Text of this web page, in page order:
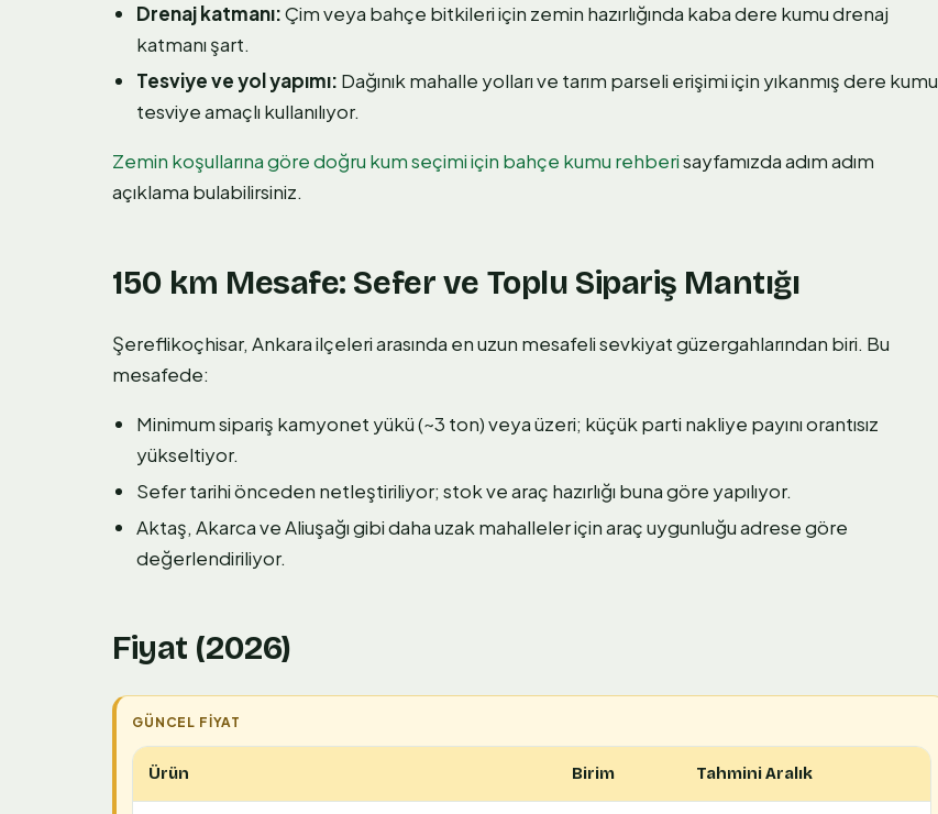
Drenaj katmanı:Çim veya bahçe bitkileri için zemin hazırlığında kaba dere kumu drenaj
katmanı şart.
Tesviye ve yol yapımı: Dağınık mahalle yolları ve tarım parseli erişimi için yıkanmış dere kumu
tesviye amaçlı kullanılıyor.
Zemin koşullarına göre doğru kum seçimi için bahçe kumu rehberisayfamızda adım adım
açıklama bulabilirsiniz.
150 km Mesafe: Sefer ve Toplu Sipariş Mantığı
Şereflikoçhisar, Ankara ilçeleri arasında en uzun mesafeli sevkiyat güzergahlarından biri. Bu
mesafede:
Minimum sipariş kamyonet yükü (~3 ton) veya üzeri; küçük parti nakliye payını orantısız
yükseltiyor.
Sefer tarihi önceden netleştiriliyor; stok ve araç hazırlığı buna göre yapılıyor.
Aktaş, Akarca ve Aliuşağı gibi daha uzak mahalleler için araç uygunluğu adrese göre
değerlendiriliyor.
Fiyat (2026)
Ürün Birim Tahmini Aralık